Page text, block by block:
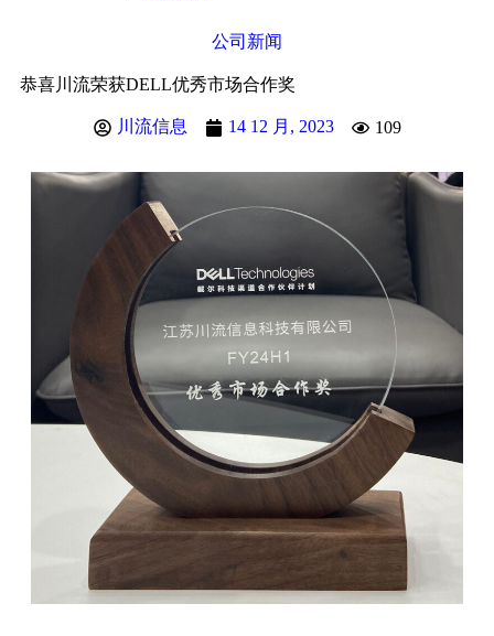
公司新闻
恭喜川流荣获DELL优秀市场合作奖
川流信息 14 12 月, 2023 109